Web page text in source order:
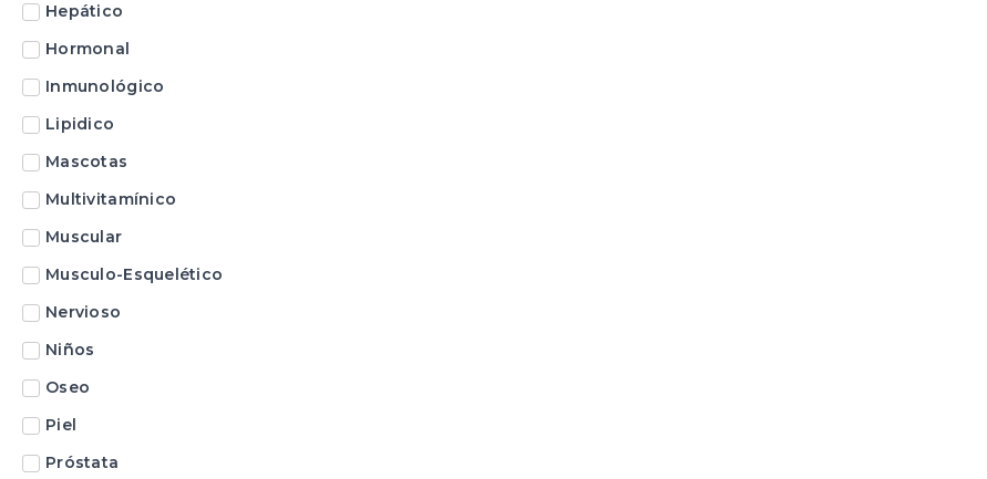
Hepático
Hormonal
Inmunológico
Lipidico
Mascotas
Multivitamínico
Muscular
Musculo-Esquelético
Nervioso
Niños
Oseo
Piel
Próstata